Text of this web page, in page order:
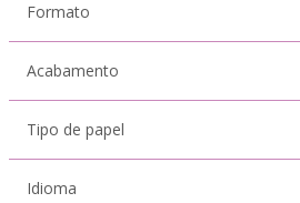
Formato
Acabamento
Tipo de papel
Idioma